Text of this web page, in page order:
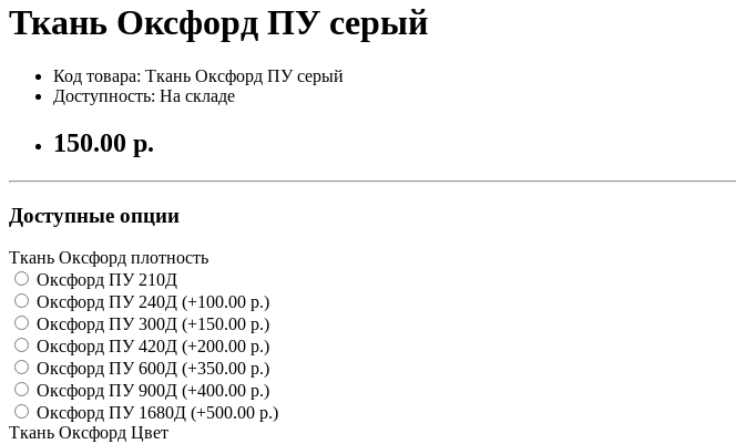
Ткань Оксфорд ПУ серый
Код товара: Ткань Оксфорд ПУ серый
Доступность: На складе
150.00 р.
Доступные опции
Ткань Оксфорд плотность
Оксфорд ПУ 210Д
Оксфорд ПУ 240Д (+100.00 р.)
Оксфорд ПУ 300Д (+150.00 р.)
Оксфорд ПУ 420Д (+200.00 р.)
Оксфорд ПУ 600Д (+350.00 р.)
Оксфорд ПУ 900Д (+400.00 р.)
Оксфорд ПУ 1680Д (+500.00 р.)
Ткань Оксфорд Цвет